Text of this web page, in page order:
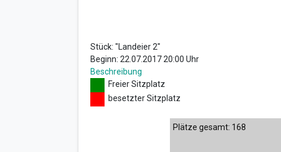
Stück: "Landeier 2"
Beginn: 22.07.2017 20:00 Uhr
Beschreibung
Freier Sitzplatz
besetzter Sitzplatz
Plätze gesamt: 168